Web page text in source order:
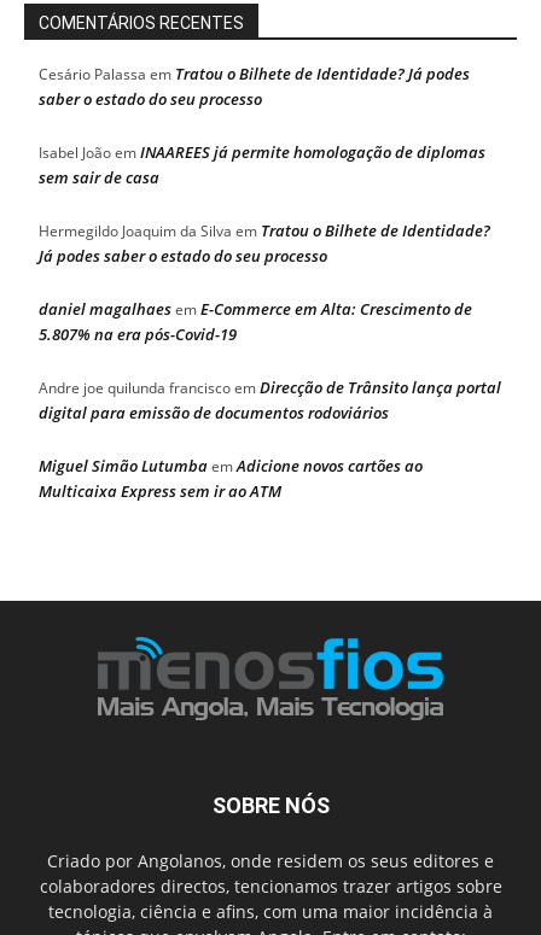
COMENTÁRIOS RECENTES
Cesário Palassa em Tratou o Bilhete de Identidade? Já podes
saber o estado do seu processo
Isabel JoãoemINAAREES já permite homologação de diplomas
sem sair de casa
Hermegildo Joaquim da Silva em Tratou o Bilhete de Identidade?
Já podes saber o estado do seu processo
daniel magalhaesemE-Commerce em Alta: Crescimento de
5.807% na era pós-Covid-19
Andre joe quilunda franciscoemDirecção de Trânsito lança portal
digital para emissão de documentos rodoviários
Miguel Simão LutumbaemAdicione novos cartões ao
Multicaixa Express sem ir ao ATM
SOBRE NÓS
Criado por Angolanos, onde residem os seus editores e
colaboradores directos, tencionamos trazer artigos sobre
tecnologia, ciência e afins, com uma maior incidência à